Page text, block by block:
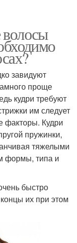
завидуют
проще
кудри требуют
им следует
факторы. Кудри
пружинки,
тяжелыми
формы, типа и
быстро
их при этом